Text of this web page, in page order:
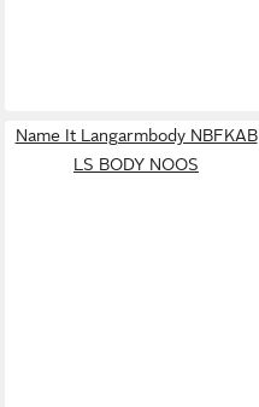
Name It Langarmbody NBFKAB
LS BODY NOOS